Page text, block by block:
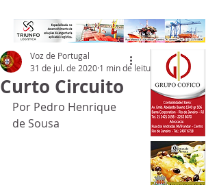
Curto Circuito
Voz de Portugal
31 de jul. de 2020 1 min de leitura
Por Pedro Henrique
de Sousa